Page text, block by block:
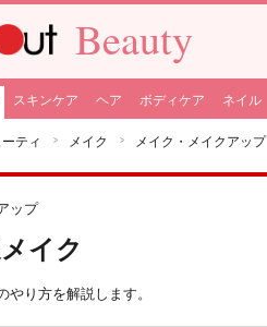
Beauty
スキンケア ヘア ボディケア ネイル
ーティ メイク メイク・メイクアップ
ップ
イク
やり方を解説します。